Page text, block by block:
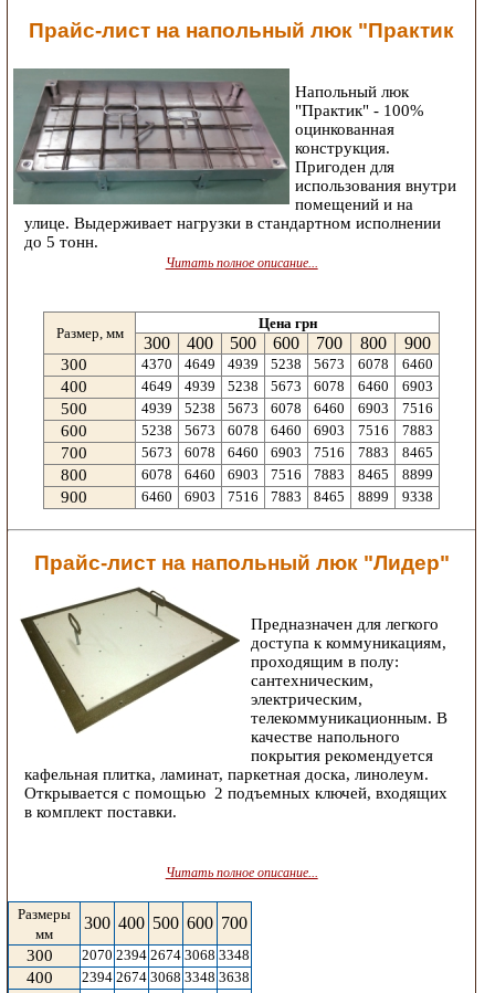
Прайс-лист на напольный люк "Практик
Напольный люк
"Практик" - 100%
оцинкованная
конструкция.
Пригоден для
использования внутри
помещений и на
улице. Выдерживает нагрузки в стандартном исполнении
до 5 тонн.
Читать полное описание...
Размер, мм
Цена грн
300 400 500 600 700 800 900
300 4370 4649 4939 5238 5673 6078 6460
400 4649 4939 5238 5673 6078 6460 6903
500 4939 5238 5673 6078 6460 6903 7516
600 5238 5673 6078 6460 6903 7516 7883
700 5673 6078 6460 6903 7516 7883 8465
800 6078 6460 6903 7516 7883 8465 8899
900 6460 6903 7516 7883 8465 8899 9338
Прайс-лист на напольный люк "Лидер"
Предназначен для легкого
доступа к коммуникациям,
проходящим в полу:
сантехническим,
электрическим,
телекоммуникационным. В
качестве напольного
покрытия рекомендуется
кафельная плитка, ламинат, паркетная доска, линолеум.
Открывается с помощью 2 подъемных ключей, входящих
в комплект поставки.
Читать полное описание...
Размеры
мм
300 400 500 600 700
300 2070 2394 2674 3068 3348
400 2394 2674 3068 3348 3638